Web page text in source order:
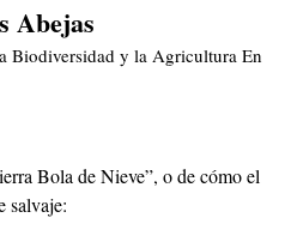
Abejas
Biodiversidad y la Agricultura En